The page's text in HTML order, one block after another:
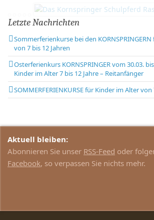
Letzte Nachrichten
Sommerferienkurse bei den
von 7 bis 12 Jahren
Osterferienkurs KORNSPRINGER vom 30.03.
Kinder im Alter 7 bis 12 Jahre – Reitanfänger
SOMMERFERIENKURSE für Kinder im Alter von
Aktuell bleiben:
Abonnieren Sie unser RSS-Feed oder
Facebook, so verpassen Sie nichts mehr.